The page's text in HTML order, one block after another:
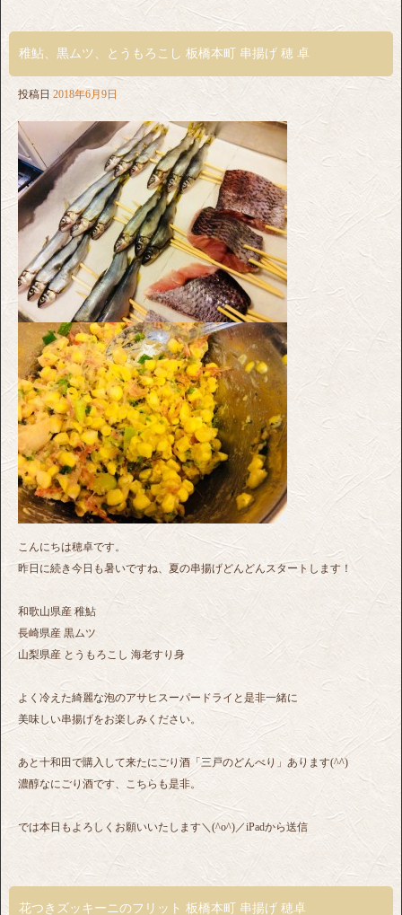
稚鮎、黒ムツ、とうもろこし 板橋本町 串揚げ 穂 卓
投稿日 2018年6月9日
こんにちは穂卓です。
昨日に続き今日も暑いですね、夏の串揚げどんどんスタートします！
和歌山県産 稚鮎
長崎県産 黒ムツ
山梨県産 とうもろこし 海老すり身
よく冷えた綺麗な泡のアサヒスーパードライと是非一緒に
美味しい串揚げをお楽しみください。
あと十和田で購入して来たにごり酒「三戸のどんべり」あります(^^)
濃醇なにごり酒です、こちらも是非。
では本日もよろしくお願いいたします＼(^o^)／iPadから送信
花つきズッキーニのフリット 板橋本町 串揚げ 穂卓